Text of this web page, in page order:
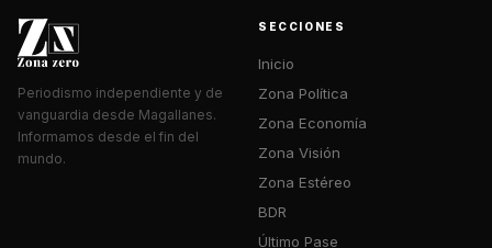
Periodismo independiente y de
vanguardia desde Magallanes.
Informamos desde el fin del
mundo.
SECCIONES
Inicio
Zona Política
Zona Economía
Zona Visión
Zona Estéreo
BDR
Último Pase